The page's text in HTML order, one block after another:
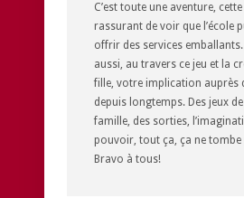
C’est toute une aventure, cette
rassurant de voir que l’école
offrir des services
aussi, au travers ce jeu et la
fille, votre implication auprès
depuis longtemps. Des jeux
famille, des sorties,
pouvoir, tout ça, ça ne tombe
Bravo à tous!